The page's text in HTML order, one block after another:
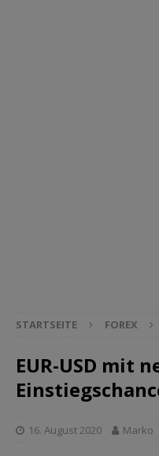
STARTSEITE FOREX
EUR-USD mit
16. August 2020 Marko